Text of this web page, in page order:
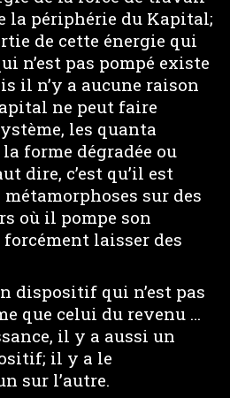
la périphérie du Kapital;
de cette énergie qui
n’est pas pompé existe
il n’y a aucune raison
ne peut faire
les quanta
la forme dégradée ou
dire, c’est qu’il est
métamorphoses sur des
où il pompe son
laisser des
dispositif qui n’est pas
que celui du revenu …
il y a aussi un
il y a le
sur l’autre.